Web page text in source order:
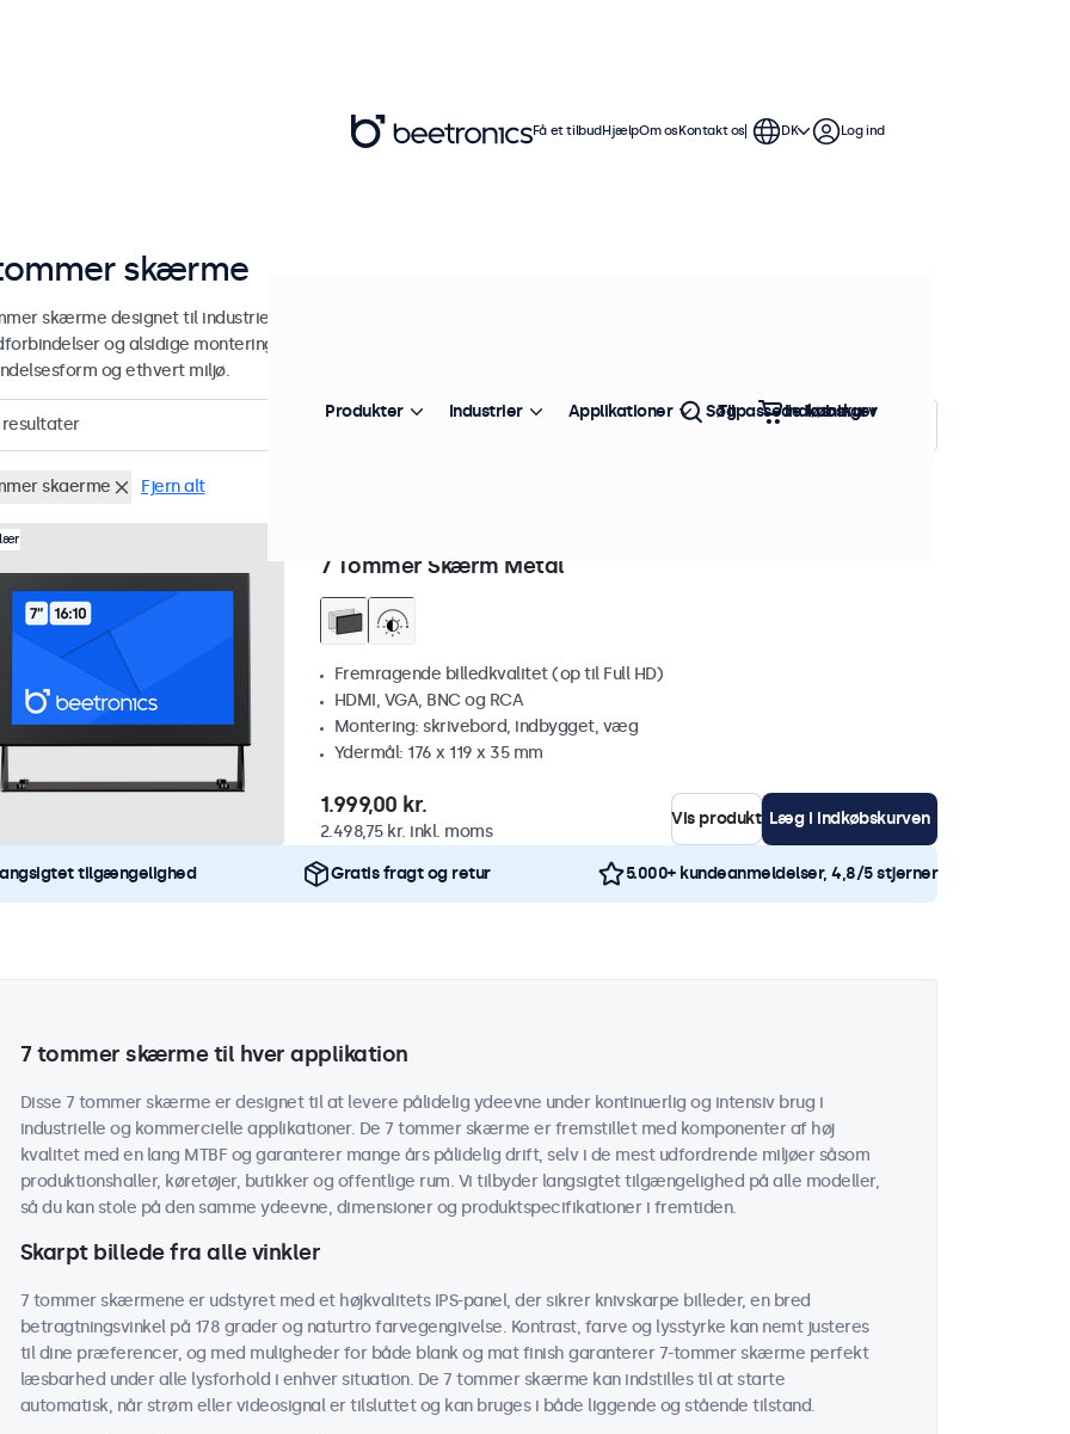
skærme
skærme designet til industriel og kommerciel brug. Vores 7-tommer skærme tilbyder flere
og alsidige monteringsmuligheder, hvilket gør dem nemme at integrere i enhver
og ethvert miljø.
resultater Sorter efter: Popularitet
skaerme Fjern alt
7 Tommer Skærm Metal
Fremragende billedkvalitet (op til Full HD)
HDMI, VGA, BNC og RCA
Montering: skrivebord, indbygget, væg
Ydermål: 176 x 119 x 35 mm
1.999,00 kr.
2.498,75 kr. inkl. moms
Vis produkt Læg i indkøbskurven
tilgængelighed Gratis fragt og retur 5.000+ kundeanmeldelser, 4,8/5 stjerner
7 tommer skærme til hver applikation
Disse 7 tommer skærme er designet til at levere pålidelig ydeevne under kontinuerlig og intensiv brug i
industrielle og kommercielle applikationer. De 7 tommer skærme er fremstillet med komponenter af høj
kvalitet med en lang MTBF og garanterer mange års pålidelig drift, selv i de mest udfordrende miljøer såsom
produktionshaller, køretøjer, butikker og offentlige rum. Vi tilbyder langsigtet tilgængelighed på alle modeller,
så du kan stole på den samme ydeevne, dimensioner og produktspecifikationer i fremtiden.
Skarpt billede fra alle vinkler
7 tommer skærmene er udstyret med et højkvalitets IPS-panel, der sikrer knivskarpe billeder, en bred
betragtningsvinkel på 178 grader og naturtro farvegengivelse. Kontrast, farve og lysstyrke kan nemt justeres
til dine præferencer, og med muligheder for både blank og mat finish garanterer 7-tommer skærme perfekt
læsbarhed under alle lysforhold i enhver situation. De 7 tommer skærme kan indstilles til at starte
automatisk, når strøm eller videosignal er tilsluttet og kan bruges i både liggende og stående tilstand.
Få et tilbudHjælpOm osKontakt os DK Log ind
Produkter Industrier Applikationer Tilpassede løsninger
Søg Indkøbskurv